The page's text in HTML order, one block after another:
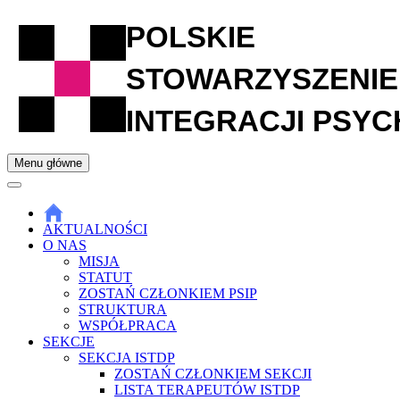
do
POLSKIE
STOWARZYSZENIE
INTEGRACJI
Menu główne
AKTUALNOŚCI
O NAS
MISJA
STATUT
ZOSTAŃ CZŁONKIEM PSIP
STRUKTURA
WSPÓŁPRACA
SEKCJE
SEKCJA ISTDP
ZOSTAŃ CZŁONKIEM SEKCJI
LISTA TERAPEUTÓW ISTDP